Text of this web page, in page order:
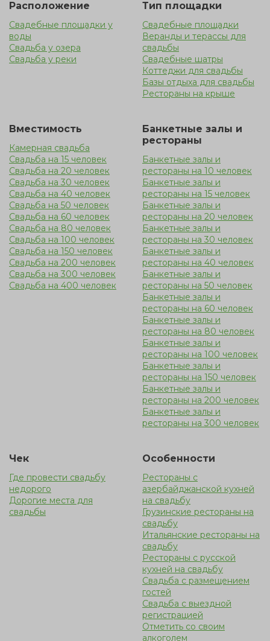
относительно недорогой вариант. Пышное торжество
дарит неограниченные возможности, в отличие от
закрытого помещения. Такая уединенная локация на
природе является прекрасным решением, но следует
помнить, что на открытой местности гостей может
застать дождь, поэтому лучше продумать вариант с
Расположение
Свадебные площадки у
воды
Свадьба у озера
Свадьба у реки
Тип площадки
Свадебные площадки
Веранды и терассы для
свадьбы
Свадебные шатры
Коттеджи для свадьбы
Базы отдыха для свадьбы
Рестораны на крыше
Вместимость
Камерная свадьба
Свадьба на 15 человек
Свадьба на 20 человек
Свадьба на 30 человек
Свадьба на 40 человек
Свадьба на 50 человек
Свадьба на 60 человек
Свадьба на 80 человек
Свадьба на 100 человек
Свадьба на 150 человек
Свадьба на 200 человек
Свадьба на 300 человек
Свадьба на 400 человек
Банкетные залы и
рестораны
Банкетные залы и
рестораны на 10 человек
Банкетные залы и
рестораны на 15 человек
Банкетные залы и
рестораны на 20 человек
Банкетные залы и
рестораны на 30 человек
Банкетные залы и
рестораны на 40 человек
Банкетные залы и
рестораны на 50 человек
Банкетные залы и
рестораны на 60 человек
Банкетные залы и
рестораны на 80 человек
Банкетные залы и
рестораны на 100 человек
Банкетные залы и
рестораны на 150 человек
Банкетные залы и
рестораны на 200 человек
Банкетные залы и
рестораны на 300 человек
Чек
Где провести свадьбу
недорого
Дорогие места для
свадьбы
Особенности
Рестораны с
азербайджанской кухней
на свадьбу
Грузинские рестораны на
свадьбу
Итальянские рестораны на
свадьбу
Рестораны с русской
кухней на свадьбу
Свадьба с размещением
гостей
Cвадьба с выездной
регистрацией
Отметить со своим
алкоголем